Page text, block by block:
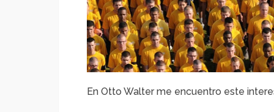
En Otto Walter me encuentro este